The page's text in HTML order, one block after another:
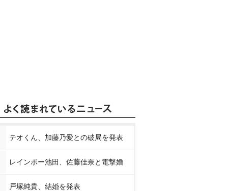
テオくん、加藤乃愛との破局を発表
レインボー池田、佐藤佳奈と電撃婚
戸塚純貴、結婚を発表